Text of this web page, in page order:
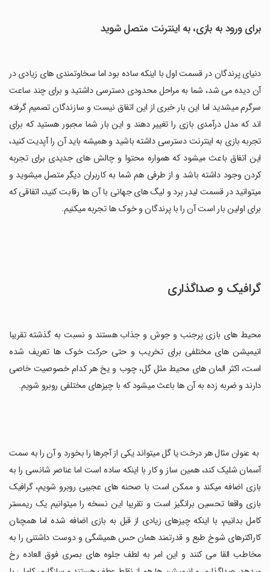
برای ورود به بازی، به اینترنت متصل شوید
دنیای پرندگان در قسمت اول با اینکه ساده بود اما سخاوتمندی های زیادی در
آن دیده می شد، شما به مراحل محدودی دسترسی داشتید و برای چند ساعت
سرگرم میشدید اما این بار خبری از این اتفاق نیست و سازندگان تصمیم گرفته
اند که مدل درآمدی بازی را تغییر دهند و این بار شما مجبور هستید که برای
تجربه بازی به اینترنت دسترسی داشته باشید و همیشه باید آن را آپدیت کنید،
این اتفاق باعث میشود که همواره محتوا و چالش های جدیدی برای تجربه
کردن وجود داشته باشد و از طرفی هم شما به کاربران دیگر متصل میشوید و
میتوانید در قسمت لیدر برد و لیگ های جهانی با آن ها رقابت کنید، اتفاقی که
برای اولین بار است آن را با پرندگان و خوک ها تجربه میکنیم.
گرافیک و صداگذاری
محیط های بازی پرجنب و جوش و جذاب هستند و نسبت به گذشته تقریبا
انیمیشن های مختلفی برای تخریب و حتی حرکت خوک ها تعریف شده
است، اکثر المان های محیط مثل گل، چوب و یخ هر کدام خصوصیت خاصی
دارند و ضربه زده به آن ها باعث میشود که با چیزهای مختلفی روبرو شویم.
به عنوان مثال هر درخت یا گل میتواند یکی از آجرها را بخورد و آن را به سمت
آسمان شلیک کند، همین ساز و کار با اینکه ساده است اما عناصر شانسی را به
بازی اضافه میکند و ممکن است با صحنه های عجیبی روبرو شویم، گرافیک
بازی واقعا تحسین برانگیز است و تقریبا این نسخه را میتوانیم یک ریمستر
کامل بدانیم، با اینکه چیزهای زیادی از قبل به بازی اضافه شده اما همچنان
کاراکترهای شوخ طبع و قدرتمند همان حس همیشگی و دوست داشتنی را به
مخاطب القا می کنند و این امر به لطف جلوه های بصری فوق العاده رخ